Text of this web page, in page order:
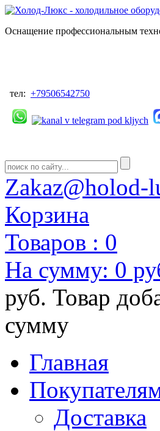
Оснащение профессиональным
тел: +79506542750
Zakaz@holod-
Корзина
Товаров : 0
На сумму: 0
руб. Товар
сумму
Главная
Доставка